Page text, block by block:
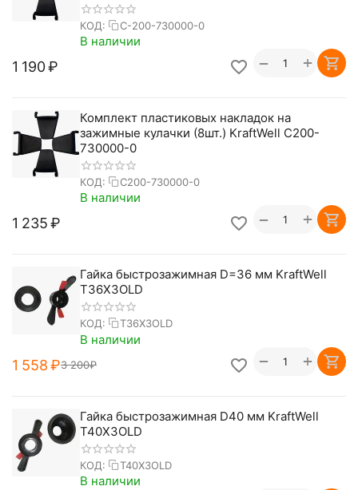
КОД: C-200-730000-0
В наличии
1 190₽ +
−
Комплект пластиковых накладок на
зажимные кулачки (8шт.) KraftWell C200-
730000-0
КОД: C200-730000-0
В наличии
1 235 ₽ +
−
Гайка быстрозажимная D=36 мм KraftWell
T36X3OLD
КОД: T36X3OLD
В наличии
1 558 ₽3 200₽ +
−
Гайка быстрозажимная D40 мм KraftWell
T40X3OLD
КОД: T40X3OLD
В наличии